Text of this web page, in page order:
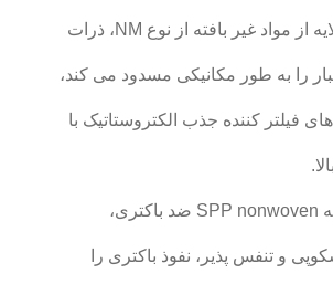
یک لایه از مواد غیر بافته از نوع NM، ذرات
را به طور مکانیکی مسدود می کند،
فیلتر کننده جذب الکتروستاتیک با
1 لایه SPP nonwoven ضد باکتری،
و تنفس پذیر، نفوذ باکتری را